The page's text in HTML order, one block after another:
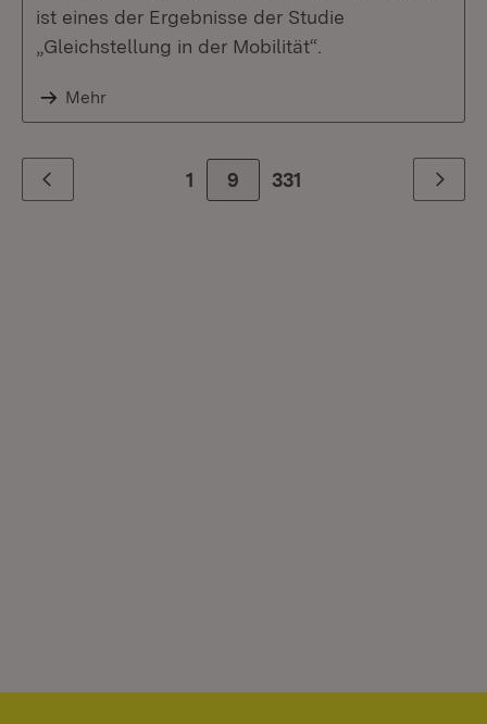
ist eines der Ergebnisse der Studie
„Gleichstellung in der Mobilität“.
Mehr
Zurück 1 9 Zur letzte Seite
331 Weiter